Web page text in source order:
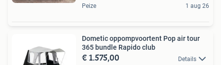
Peize 1 aug 26
Dometic oppompvoortent Pop air tour
365 bundle Rapido club
€ 1.575,00 Details